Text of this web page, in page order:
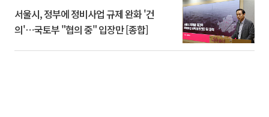
서울시, 정부에 정비사업 규제 완화 '건
의'⋯국토부 "협의 중" 입장만 [종합]